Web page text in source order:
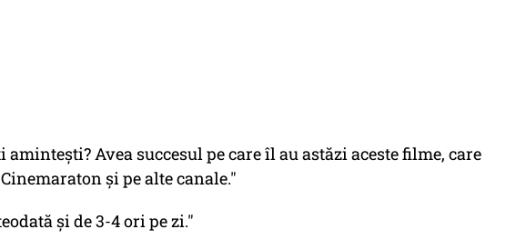
amintești? Avea succesul pe care îl au astăzi aceste filme, care
și pe alte canale."
și de 3-4 ori pe zi."